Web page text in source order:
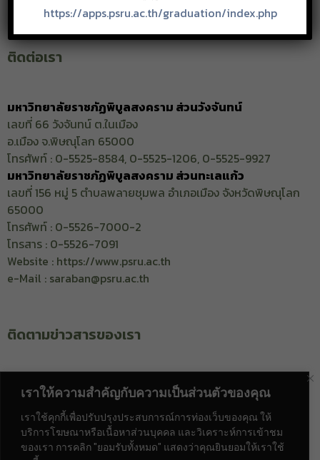
เราให้ความสำคัญกับความเป็นส่วนตัวของคุณ
เราใช้คุกกี้เพื่อปรับปรุงประสบการณ์การท่องเว็บของคุณ ให้
บริการโฆษณาหรือเนื้อหาส่วนบุคคล และวิเคราะห์การเข้าชม
ของเรา การคลิก "ยอมรับทั้งหมด" แสดงว่าคุณยินยอมให้เราใช้
ติดต่อเรา
มหาวิทยาลัยราชภัฏพิบูลสงคราม ส่วนวังจันทน์
เลขที่ 66 วังจันทน์ ต.ในเมือง
อ.เมือง จ.พิษณุโลก 65000
โทรศัพท์ : 0-5525-8584, 0-5525-1206, 0-5525-9927
มหาวิทยาลัยราชภัฏพิบูลสงคราม ส่วนทะเลแก้ว
เลขที่ 156 หมู่ 5 ตำบลพลายชุมพล อำเภอเมือง จังหวัดพิษณุโลก
65000
โทรศัพท์ : 0-5526-7000-2
โทรสาร : 0-5526-7091
Website : https://www.psru.ac.th
e-Mail : saraban@psru.ac.th
ติดตามข่าวสารของเรา
ท่านเป็นผู้เข้าชมลำดับที่
https://apps.psru.ac.th/graduation/index.php